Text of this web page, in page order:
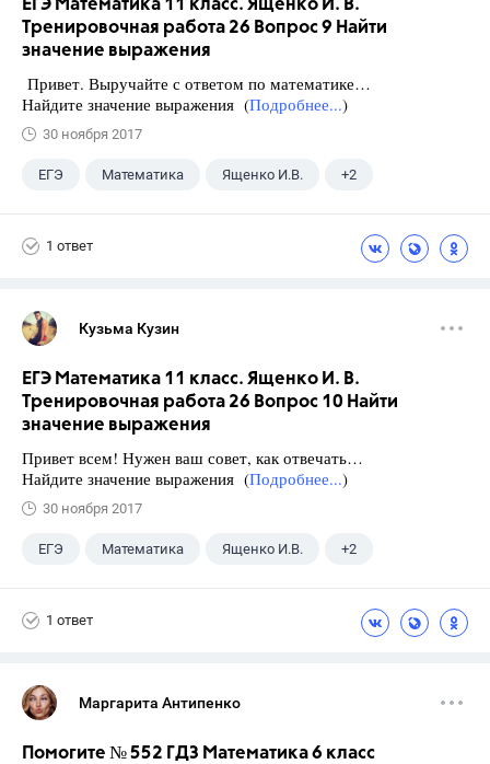
ЕГЭ Математика 11 класс. Ященко И. В.
Тренировочная работа 26 Вопрос 9 Найти
значение выражения
Привет. Выручайте с ответом по математике…
Найдите значение выражения (Подробнее...)
30 ноября 2017
ЕГЭ Математика Ященко И.В. +2
1 ответ
Кузьма Кузин
ЕГЭ Математика 11 класс. Ященко И. В.
Тренировочная работа 26 Вопрос 10 Найти
значение выражения
Привет всем! Нужен ваш совет, как отвечать…
Найдите значение выражения (Подробнее...)
30 ноября 2017
ЕГЭ Математика Ященко И.В. +2
1 ответ
Маргарита Антипенко
Помогите № 552 ГДЗ Математика 6 класс